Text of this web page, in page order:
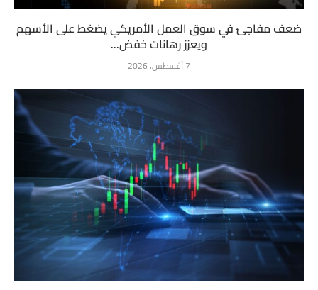
ضعف مفاجئ في سوق العمل الأمريكي يضغط على الأسهم
ويعزز رهانات خفض...
7 أغسطس، 2026